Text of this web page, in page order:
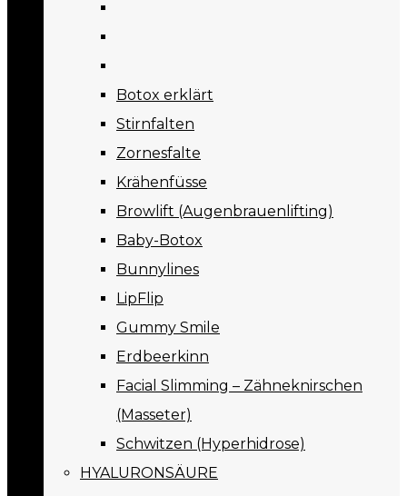
Botox erklärt
Stirnfalten
Zornesfalte
Krähenfüsse
Browlift (Augenbrauenlifting)
Baby-Botox
Bunnylines
LipFlip
Gummy Smile
Erdbeerkinn
Facial Slimming – Zähneknirschen
(Masseter)
Schwitzen (Hyperhidrose)
HYALURONSÄURE